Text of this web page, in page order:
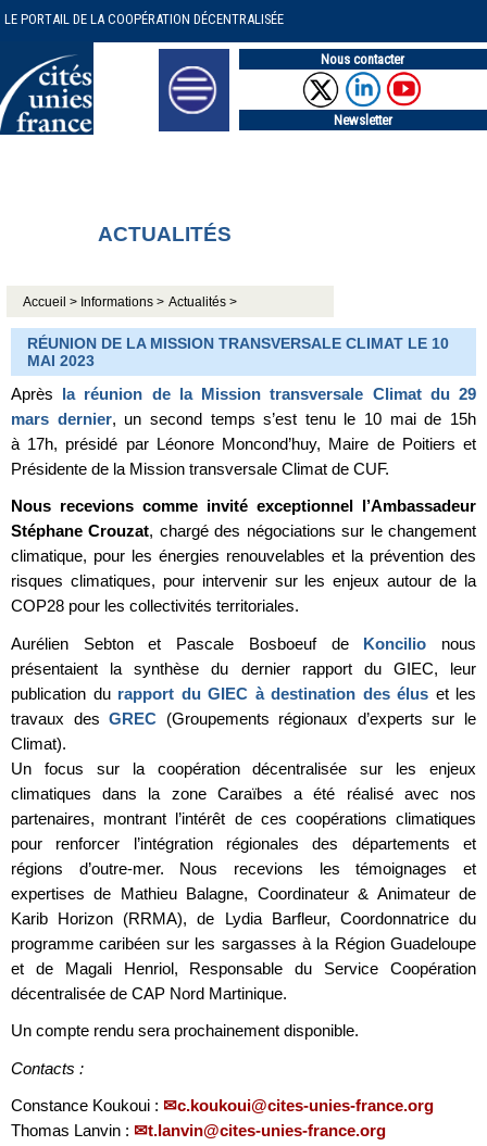
LE PORTAIL DE LA COOPÉRATION DÉCENTRALISÉE
Nous contacter
Newsletter
ACTUALITÉS
Accueil > Informations > Actualités >
RÉUNION DE LA MISSION TRANSVERSALE CLIMAT LE 10
MAI 2023
Après la réunion de la Mission transversale Climat du 29
mars dernier, un second temps s’est tenu le 10 mai de 15h
à 17h, présidé par Léonore Moncond’huy, Maire de Poitiers et
Présidente de la Mission transversale Climat de CUF.
Nous recevions comme invité exceptionnel l’Ambassadeur
Stéphane Crouzat, chargé des négociations sur le changement
climatique, pour les énergies renouvelables et la prévention des
risques climatiques, pour intervenir sur les enjeux autour de la
COP28 pour les collectivités territoriales.
Aurélien Sebton et Pascale Bosboeuf de Koncilio nous
présentaient la synthèse du dernier rapport du GIEC, leur
publication du rapport du GIEC à destination des élus et les
travaux desGREC (Groupements régionaux d’experts sur le
Climat).
Un focus sur la coopération décentralisée sur les enjeux
climatiques dans la zone Caraïbes a été réalisé avec nos
partenaires, montrant l’intérêt de ces coopérations climatiques
pour renforcer l’intégration régionales des départements et
régions d’outre-mer. Nous recevions les témoignages et
expertises de Mathieu Balagne, Coordinateur & Animateur de
Karib Horizon (RRMA), de Lydia Barfleur, Coordonnatrice du
programme caribéen sur les sargasses à la Région Guadeloupe
et de Magali Henriol, Responsable du Service Coopération
décentralisée de CAP Nord Martinique.
Un compte rendu sera prochainement disponible.
Contacts :
Constance Koukoui :
c.koukoui@cites-unies-france.org
Thomas Lanvin :
t.lanvin@cites-unies-france.org